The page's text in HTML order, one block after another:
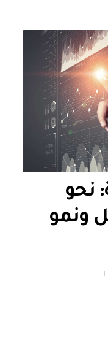
نحو
ونمو